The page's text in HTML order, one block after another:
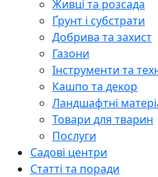
Живці та розсада
Ґрунт і субстрати
Добрива та захист
Газони
Інструменти та
Кашпо та декор
Ландшафтні
Товари для тварин
Послуги
Садові центри
Статті та поради